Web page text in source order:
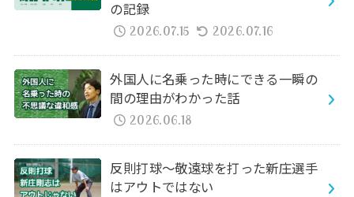
の記録
2026.07.15 2026.07.16
外国人に名乗った時にできる一瞬の
間の理由がわかった話
2026.06.18
反則打球～敬遠球を打った新庄選手
はアウトではない